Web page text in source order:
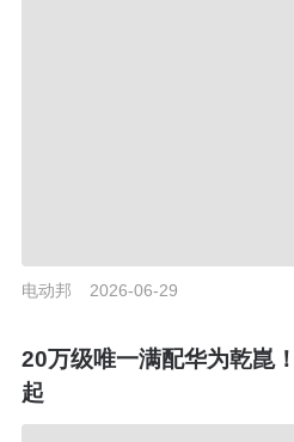
电动邦 2026-06-29
20万级唯一满配华为乾崑
起